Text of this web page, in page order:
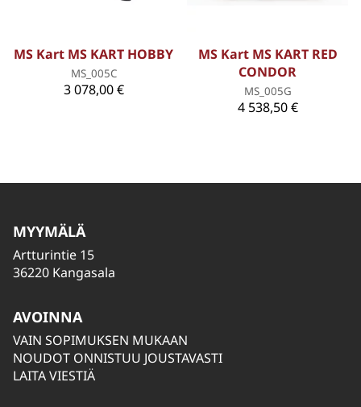
MS Kart MS KART HOBBY
MS_005C
3 078,00 €
MS Kart MS KART RED
CONDOR
MS_005G
4 538,50 €
MYYMÄLÄ
Artturintie 15
36220 Kangasala
AVOINNA
VAIN SOPIMUKSEN MUKAAN
NOUDOT ONNISTUU JOUSTAVASTI
LAITA VIESTIÄ